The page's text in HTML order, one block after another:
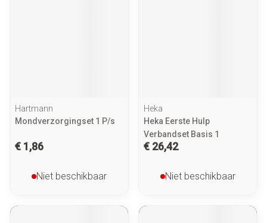
Hartmann
Mondverzorgingset 1 P/s
€ 1,86
Niet beschikbaar
Heka
Heka Eerste Hulp
Verbandset Basis 1
€ 26,42
Niet beschikbaar